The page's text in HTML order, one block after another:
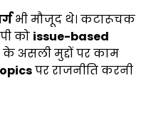
भी मौजूद थे। कटारूचक
को issue-based
असली मुद्दों पर काम
पर राजनीति करनी